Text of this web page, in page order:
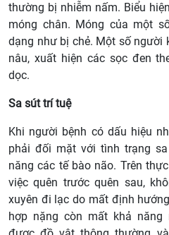
thường bị nhiễm nấm. Biểu
móng chân. Móng của một
dạng như bị chẻ. Một số người
nâu, xuất hiện các sọc đen
dọc.
Sa sút trí tuệ
Khi người bệnh có dấu hiệu
phải đối mặt với tình trạng
năng các tế bào não. Trên
việc quên trước quên sau,
xuyên đi lạc do mất định
hợp nặng còn mất khả năng